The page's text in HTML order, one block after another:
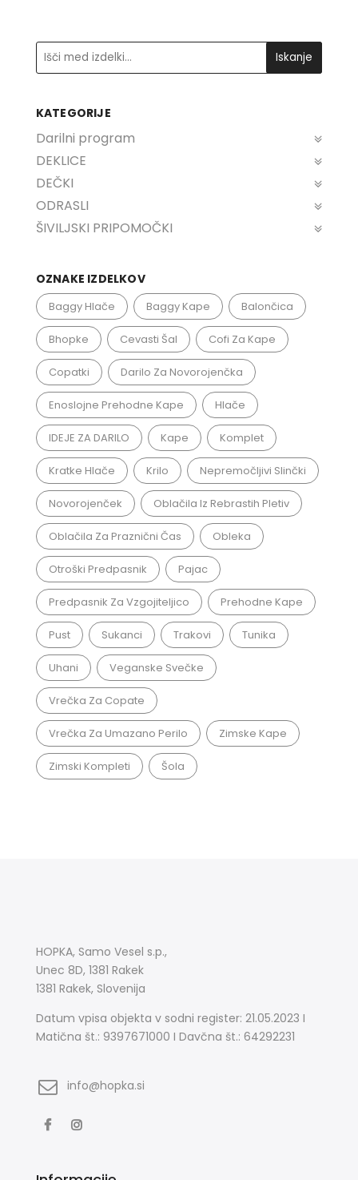
chosen
Iskanje
KATEGORIJE
Darilni program
DEKLICE
DEČKI
ODRASLI
ŠIVILJSKI PRIPOMOČKI
OZNAKE IZDELKOV
Baggy Hlače Baggy Kape Balončica
Bhopke Cevasti Šal Cofi Za Kape
Copatki Darilo Za Novorojenčka
Enoslojne Prehodne Kape Hlače
IDEJE ZA DARILO Kape Komplet
Kratke Hlače Krilo Nepremočljivi Slinčki
Novorojenček Oblačila Iz Rebrastih Pletiv
Oblačila Za Praznični Čas Obleka
Otroški Predpasnik Pajac
Predpasnik Za Vzgojiteljico Prehodne Kape
Pust Sukanci Trakovi Tunika
Uhani Veganske Svečke
Vrečka Za Copate
Vrečka Za Umazano Perilo Zimske Kape
Zimski Kompleti Šola
HOPKA, Samo Vesel s.p.,
Unec 8D, 1381 Rakek
1381 Rakek, Slovenija
Datum vpisa objekta v sodni register: 21.05.2023 I
Matična št.: 9397671000 I Davčna št.: 64292231
info@hopka.si